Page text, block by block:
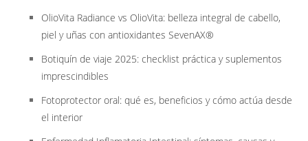
OlioVita Radiance vs OlioVita: belleza integral de cabello,
piel y uñas con antioxidantes SevenAX®
Botiquín de viaje 2025: checklist práctica y suplementos
imprescindibles
Fotoprotector oral: qué es, beneficios y cómo actúa desde
el interior